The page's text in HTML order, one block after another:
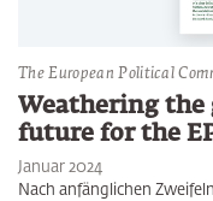
The European Political
Weathering the
future for the
Januar 2024
Nach anfänglichen